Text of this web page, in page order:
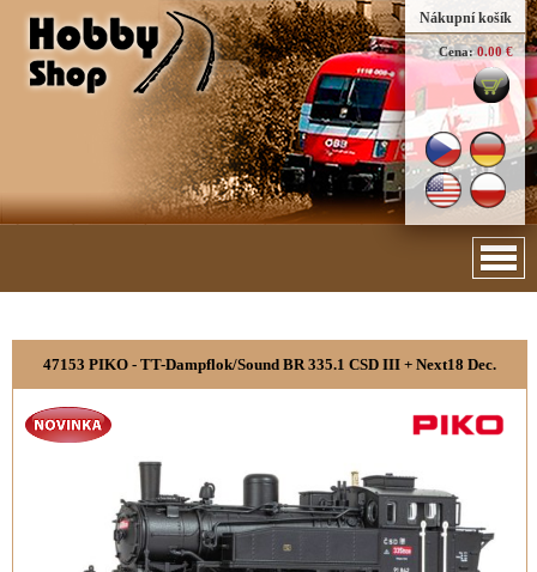
Nákupní košík
Cena: 0.00 €
47153 PIKO - TT-Dampflok/Sound BR 335.1 CSD III + Next18 Dec.